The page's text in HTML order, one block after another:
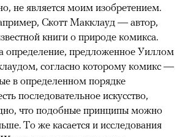
не является моим изобретением.
Скотт Макклауд — автор,
книги о природе комикса.
определение, предложенное Уиллом
согласно которому комикс —
в определенном порядке
последовательное искусство,
что подобные принципы можно
То же касается и исследования